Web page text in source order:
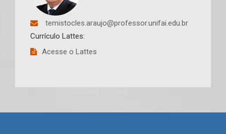
temistocles.araujo@professor.unifai.edu.br
Currículo Lattes:
Acesse o Lattes